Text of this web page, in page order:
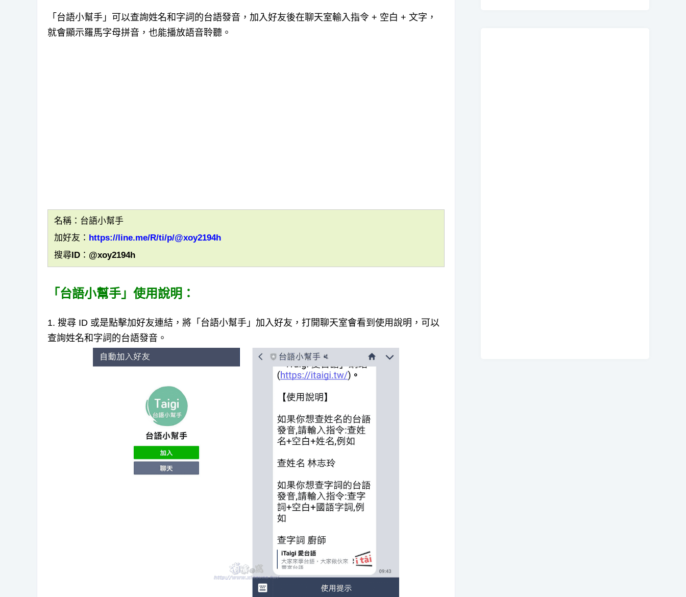
「台語小幫手」可以查詢姓名和字詞的台語發音，加入好友後在聊天室輸入指令 + 空白 + 文字，
就會顯示羅馬字母拼音，也能播放語音聆聽。
名稱：台語小幫手
加好友： https://line.me/R/ti/p/@xoy2194h
搜尋ID：@xoy2194h
「台語小幫手」使用說明：
1. 搜尋 ID 或是點擊加好友連結，將「台語小幫手」加入好友，打開聊天室會看到使用說明，可以
查詢姓名和字詞的台語發音。